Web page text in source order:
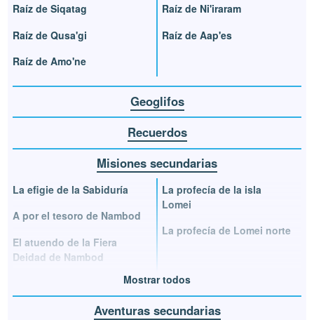
Raíz de Siqatag
Raíz de Qusa'gi
Raíz de Amo'ne
Raíz de Ni'iraram
Raíz de Aap'es
Geoglifos
Recuerdos
Misiones secundarias
La efigie de la Sabiduría
A por el tesoro de Nambod
El atuendo de la Fiera
Deidad de Nambod
La profecía de la isla
Lomei
La profecía de Lomei norte
Mostrar todos
Aventuras secundarias